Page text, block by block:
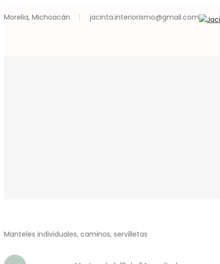
Morelia, Michoacán
jacinta.interiorismo@gmail.com
Manteles individuales, caminos, servilletas